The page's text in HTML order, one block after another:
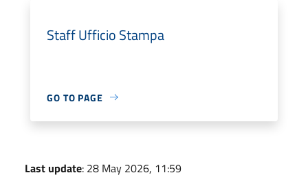
Staff Ufficio Stampa
GO TO PAGE
Last update: 28 May 2026, 11:59